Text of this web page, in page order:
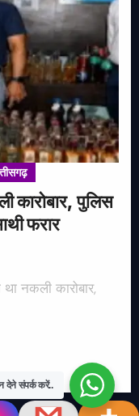
कारोबार, पुलिस
फरार
देने संपर्क करें..